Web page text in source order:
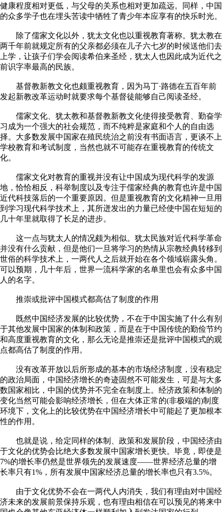
健康程度相对更低，与父母的关系也相对更加疏远。同样，中国
的众多学子也在埋头苦读中牺牲了青少年本应享有的快乐时光。
除了儒家文化以外，犹太文化也以重视教育著称。犹太教在
两千年前就规定所有的父亲都必须在儿子六七岁的时候送他们去
上学，让孩子们学会阅读希伯来圣经，犹太人也因此成为近代之
前识字率最高的民族。
基督教新教文化也颇重视教育，因为马丁·路德在五百年前
发起新教改革运动时就要求每个基督徒能够自己阅读圣经。
儒家文化、犹太教和基督教新教文化使得接受教育、勤奋学
习成为一个强大的社会规范，而不纯粹是家庭和个人的自由选
择。大多数发展中国家在殖民统治之前没有书面语言，更谈不上
学校教育和考试制度，当然也就不可能存在重视教育的传统文
化。
儒家文化对教育的重视并没有让中国成为现代科学的发源
地，恰恰相反，科举制度以及专注于儒家经典的教育也许是中国
近代科技落后的一个重要原因。但是重视教育的文化精神一旦用
到学习现代科学技术上，其所迸发出的力量已经使中国在短短的
几十年里就取得了长足的进步。
这一点与犹太人的情况颇为相似。犹太民族对近代科学革命
并没有什么贡献，但是他们一旦将学习的热情从宗教经典转移到
世俗的科学技术上，一两代人之后就开始在各个领域崭露头角。
可以预期，几十年后，世界一流科学家的名单里也会有众多中国
人的名字。
推崇或批评中国模式都高估了制度的作用
既然中国经济发展的比较优势，不在于中国实施了什么有别
于其他发展中国家的体制和政策，而是在于中国传统的勤俭节约
和高度重视教育的文化，那么无论是推崇还是批评中国模式的观
点都高估了制度的作用。
没有改革开放以后所形成的基本的市场经济制度，没有稳定
的政治局面，中国经济增长的奇迹固然不可能发生，可是与大多
数国家相比，中国的优势并不完全在制度上。经济政策和体制的
变化当然可能会影响经济增长，但在大体正常的(非极端的)制度
环境下，文化上的比较优势在中国经济增长中可能起了更加根本
性的作用。
也就是说，给定同样的体制、政策和发展阶段，中国经济由
于文化的优势会比绝大多数发展中国家增长更快。毕竟，即使是
7%的增长率仍然是世界领先的发展速度——世界经济总量的增
长率只有1%，所有发展中国家经济总量的增长率也只有3.5%。
由于文化优势不会在一两代人内消失，我们有理由对中国经
济未来的发展前景保持乐观，也有理由相信在可以预见的将来中